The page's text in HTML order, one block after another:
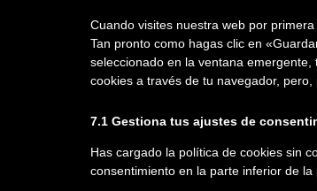
Cuando visites nuestra web por
Tan pronto como hagas clic en
seleccionado en la ventana
cookies a través de tu navegador,
7.1 Gestiona tus ajustes de
Has cargado la política de cookies sin
consentimiento en la parte inferior de la